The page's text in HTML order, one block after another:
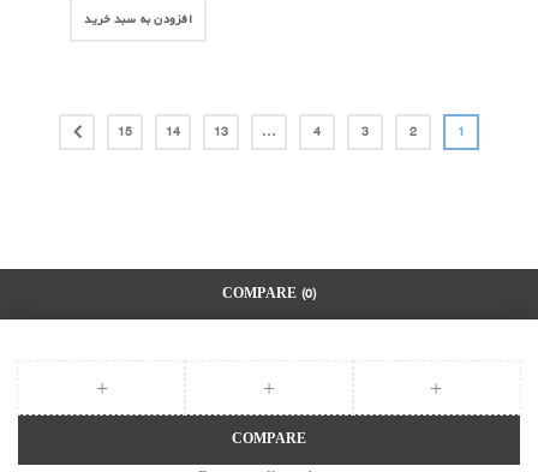
افزودن به سبد خرید
1
2
3
4
…
13
14
15
COMPARE (0)
COMPARE